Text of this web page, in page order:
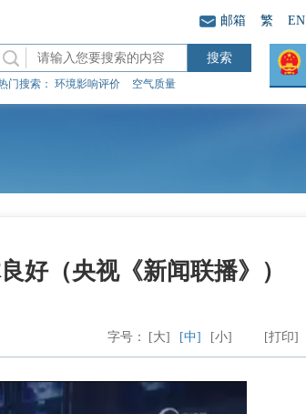
邮箱 繁 EN
门搜索： 环境影响评价 空气质量
好（央视《新闻联播》）
[打印]
字号： [大] [中] [小]